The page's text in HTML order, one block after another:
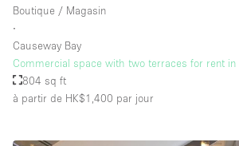
Boutique / Magasin
∙
Causeway Bay
Commercial space with two terraces for rent in
804 sq ft
à partir de HK$1,400 par jour